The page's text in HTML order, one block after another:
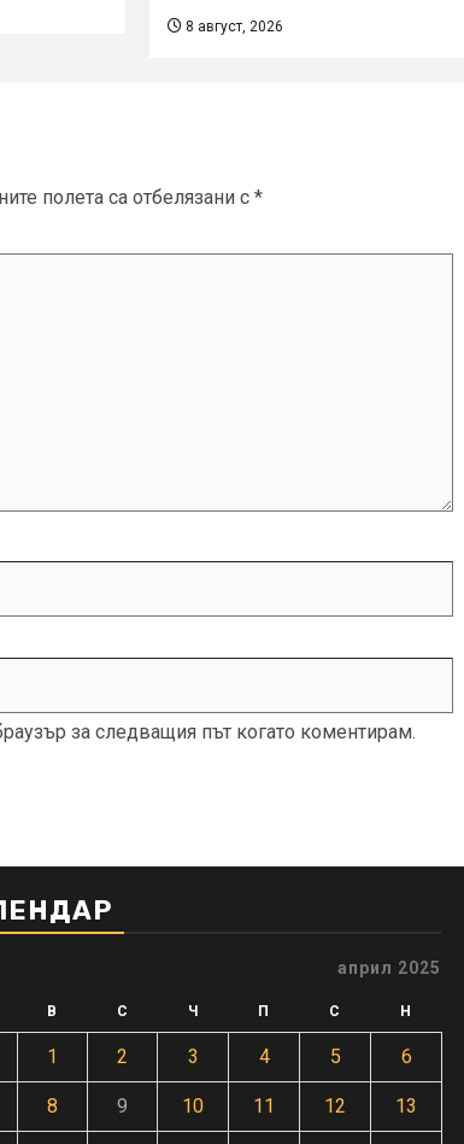
8 август, 2026
полета са отбелязани с *
за следващия път когато коментирам.
април 2025
В С Ч П С Н
1 2 3 4 5 6
8 9 10 11 12 13